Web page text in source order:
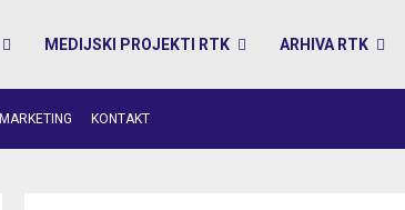
MEDIJSKI PROJEKTI RTK ARHIVA RTK
MARKETING KONTAKT